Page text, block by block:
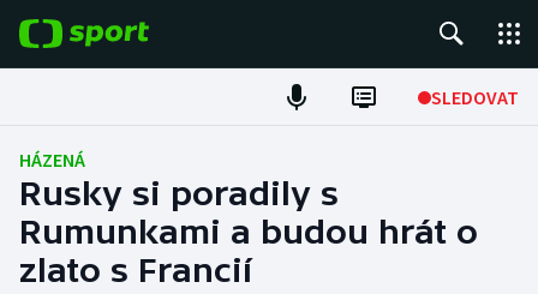
SLEDOVAT
Fotbal
Hokej
Tenis
HÁZENÁ
Rusky si poradily s
Rumunkami a budou hrát o
zlato s Francií